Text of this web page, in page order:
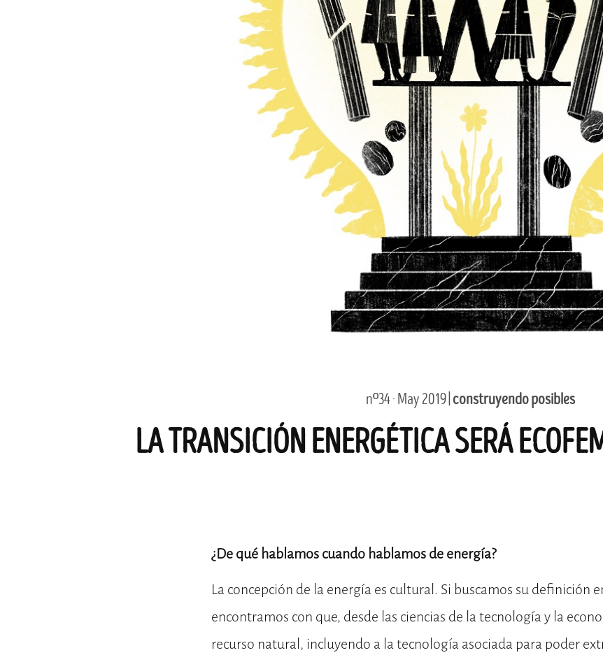
nº34 · May 2019 | construyendo posibles
LA TRANSICIÓN ENERGÉTICA SERÁ
¿De qué hablamos cuando hablamos de energía?
La concepción de la energía es cultural. Si buscamos su definición
encontramos con que, desde las ciencias de la tecnología y la
recurso natural, incluyendo a la tecnología asociada para poder